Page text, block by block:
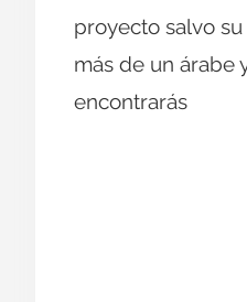
proyecto salvo su
más de un árabe
encontrarás